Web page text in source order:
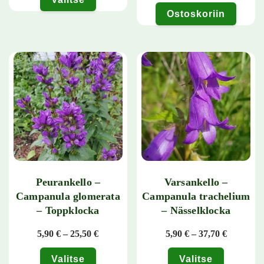
Tällä tuotteella on useampi muunnelma. Voit tehdä valinnat
Ostoskoriin
Peurankello –
Campanula glomerata
– Toppklocka
5,90€ – 25,50€Hintaluokka: 5,90 € - 25,50 €
Valitse
Varsankello –
Campanula trachelium
– Nässelklocka
5,90 € – 37,70 €
Valitse